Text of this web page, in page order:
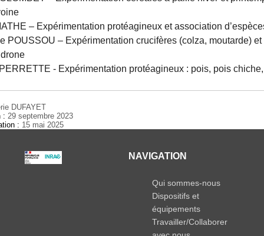
– Expérimentation protéagineux et association
POUSSOU – Expérimentation crucifères (colza, moutarde)
- Expérimentation protéagineux : pois, pois
DUFAYET
:29 septembre 2023
: 15 mai 2025
NAVIGATION
Qui sommes-nous
Dispositifs et
équipements
Travailler/Collaborer